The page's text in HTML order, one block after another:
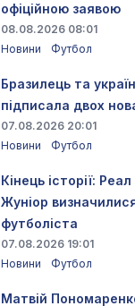
офіційною заявою
08.08.2026 08:01
Новини
Футбол
Бразилець та
підписала двох
07.08.2026 20:01
Новини
Футбол
Кінець історії: Реал
Жуніор
футболіста
07.08.2026 19:01
Новини
Футбол
Матвій